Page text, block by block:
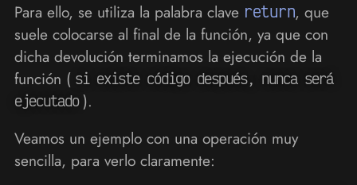
Para ello, se utiliza la palabra clave return, que
suele colocarse al final de la función, ya que con
dicha devolución terminamos la ejecución de la
función ( si existe código después, nunca será
ejecutado ).
Veamos un ejemplo con una operación muy
sencilla, para verlo claramente: